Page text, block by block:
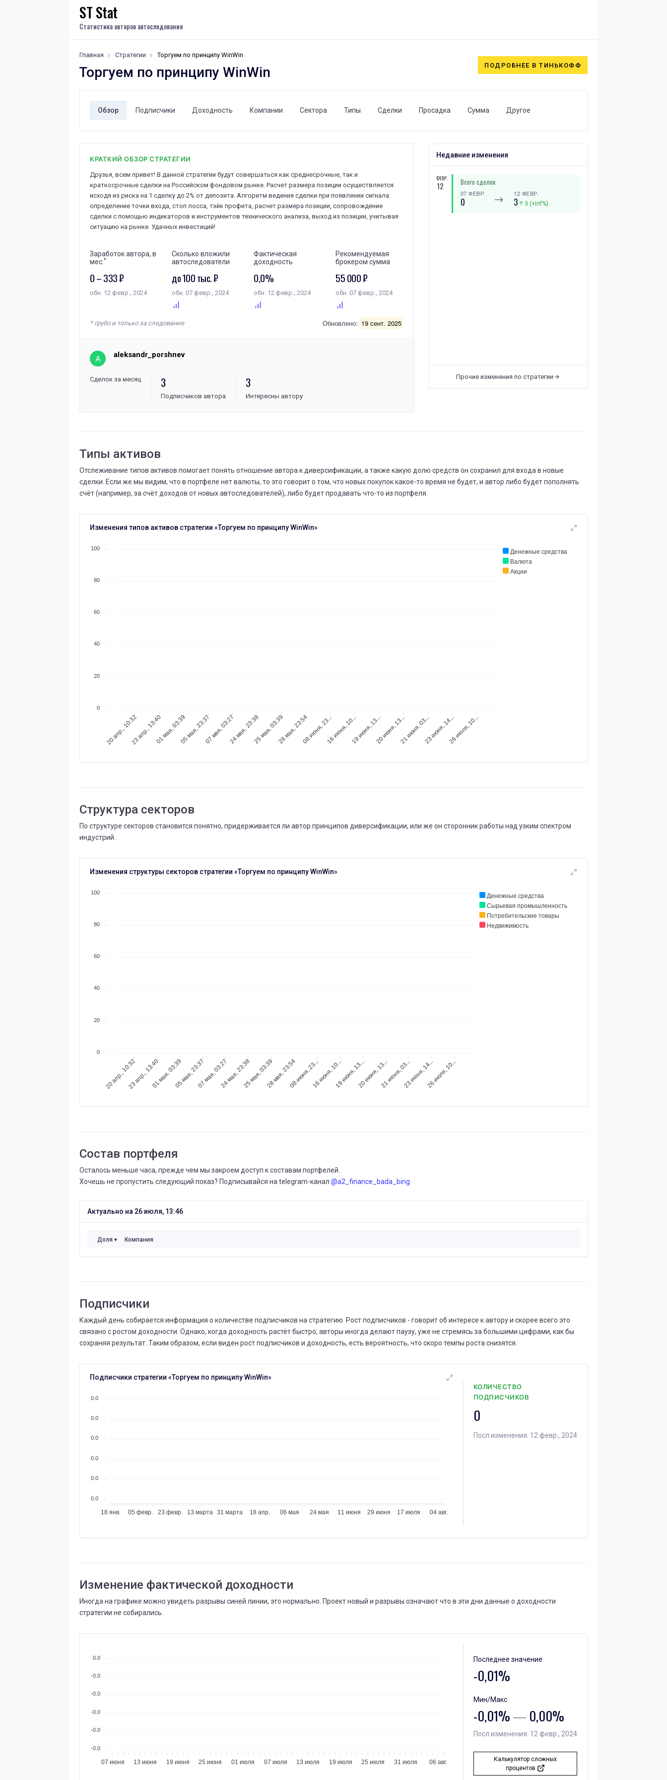
ST Stat
Статистика авторов автоследования
Главная Стратегии Торгуем по принципу WinWin
Торгуем по принципу WinWin ПОДРОБНЕЕ В ТИНЬКОФФ
Обзор Подписчики Доходность Компании Сектора Типы Сделки Просадка Сумма Другое
КРАТКИЙ ОБЗОР СТРАТЕГИИ
Друзья, всем привет! В данной стратегии будут совершаться как среднесрочные, так и
краткосрочные сделки на Российском фондовом рынке. Расчет размера позиции осуществляется
исходя из риска на 1 сделку до 2% от депозита. Алгоритм ведения сделки при появлении сигнала:
определение точки входа, стоп лосса, тэйк профита, расчет размера позиции, сопровождение
сделки с помощью индикаторов и инструментов технического анализа, выход из позиции, учитывая
ситуацию на рынке. Удачных инвестиций!
Заработок автора, в
мес. *
0 – 333 ₽
обн. 12 февр., 2024
Сколько вложили
автоследователи
до 100 тыс. ₽
обн. 07 февр., 2024
Фактическая
доходность
0,0%
обн. 12 февр., 2024
Рекомендуемая
брокером сумма
55 000 ₽
обн. 07 февр., 2024
* грубо и только за следование Обновлено: 19 сент. 2025
A aleksandr_porshnev
Сделок за месяц 3
Подписчиков автора
3
Интересны автору
Недавние изменения
ФЕВР.
12 Всего сделок
07 ФЕВР.
0 ⟶
12 ФЕВР.
3 3 (+Inf%)
Прочие изменения по стратегии
Типы активов
Отслеживание типов активов помогает понять отношение автора к диверсификации, а также какую долю средств он сохранил для входа в новые
сделки. Если же мы видим, что в портфеле нет валюты, то это говорит о том, что новых покупок какое-то время не будет, и автор либо будет пополнять
счёт (например, за счёт доходов от новых автоследователей), либо будет продавать что-то из портфеля.
Изменения типов активов стратегии «Торгуем по принципу WinWin»
Денежные средства
Валюта
Акции
100
80
60
40
20
0
20 апр., 10:3223 апр., 13:4001 мая, 03:3905 мая, 23:3707 мая, 03:2724 мая, 23:3825 мая, 03:3928 мая, 23:5408 июня, 23...16 июня, 10...19 июня, 13...20 июня, 13...21 июня, 03...23 июня, 14...26 июля, 10...
Структура секторов
По структуре секторов становится понятно, придерживается ли автор принципов диверсификации, или же он сторонник работы над узким спектром
индустрий.
Изменения структуры секторов стратегии «Торгуем по принципу WinWin»
Денежные средства
Сырьевая промышленность
Потребительские товары
Недвижимость
100
80
60
40
20
0
20 апр., 10:3223 апр., 13:4001 мая, 03:3905 мая, 23:3707 мая, 03:2724 мая, 23:3825 мая, 03:3928 мая, 23:5408 июня, 23...16 июня, 10...19 июня, 13...20 июня, 13...21 июня, 03...23 июня, 14...26 июля, 10...
Состав портфеля
Осталось меньше часа, прежде чем мы закроем доступ к составам портфелей.
Хочешь не пропустить следующий показ? Подписывайся на telegram-канал @a2_finance_bada_bing
Актуально на 26 июля, 13:46
Доля Компания
Подписчики
Каждый день собирается информация о количестве подписчиков на стратегию. Рост подписчиков - говорит об интересе к автору и скорее всего это
связано с ростом доходности. Однако, когда доходность растёт быстро, авторы иногда делают паузу, уже не стремясь за большими цифрами, как бы
сохраняя результат. Таким образом, если виден рост подписчиков и доходность, есть вероятность, что скоро темпы роста снизятся.
Подписчики стратегии «Торгуем по принципу WinWin»
0.0
0.0
0.0
0.0
0.0
0.0
18 янв. 05 февр. 23 февр. 13 марта 31 марта 18 апр. 06 мая 24 мая 11 июня 29 июня 17 июля 04 авг.
КОЛИЧЕСТВО
ПОДПИСЧИКОВ
0
Посл.изменения: 12 февр., 2024
Изменение фактической доходности
Иногда на графике можно увидеть разрывы синей линии, это нормально. Проект новый и разрывы означают что в эти дни данные о доходности
стратегии не собирались.
0.0
-0.0
-0.0
-0.0
-0.0
-0.0
07 июня 13 июня 19 июня 25 июня 01 июля 07 июля 13 июля 19 июля 25 июля 31 июля 06 авг.
Последнее значение
-0,01%
Мин/Макс
-0,01%―0,00%
Посл.изменения: 12 февр., 2024
Калькулятор сложных
процентов